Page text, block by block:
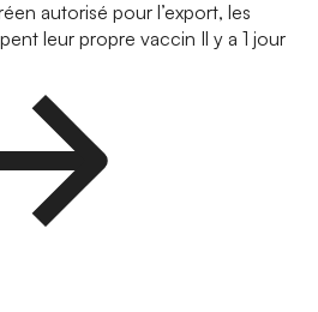
autorisé pour l’export, les
leur propre vaccin Il y a 1 jour